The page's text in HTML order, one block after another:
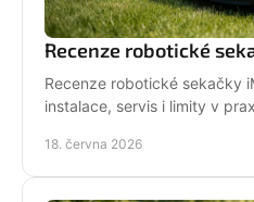
Recenze robotické
Recenze robotické sekačky
instalace, servis i limity v
18. června 2026